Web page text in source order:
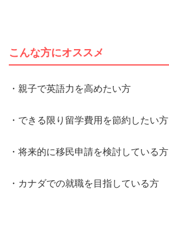
こんな方にオススメ
・親子で英語力を高めたい方
・できる限り留学費用を節約したい方
・将来的に移民申請を検討している方
・カナダでの就職を目指している方